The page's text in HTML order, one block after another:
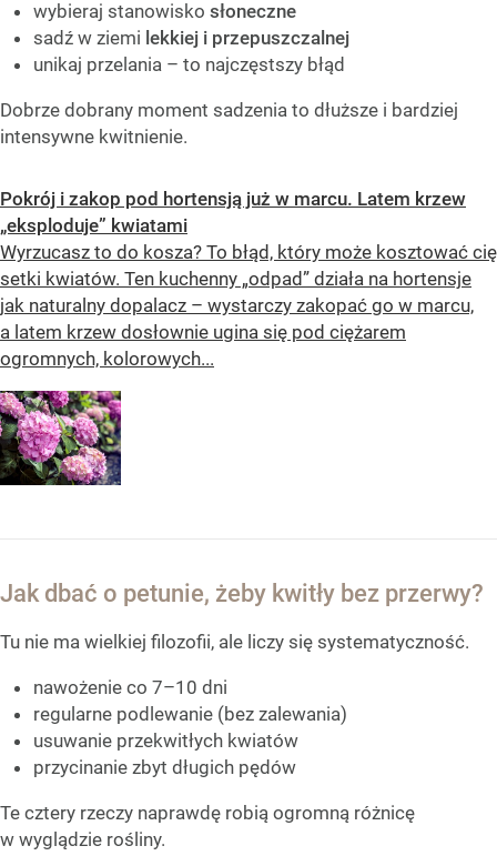
wybieraj stanowisko słoneczne
sadź w ziemi lekkiej i przepuszczalnej
unikaj przelania – to najczęstszy błąd
Dobrze dobrany moment sadzenia to dłuższe i bardziej
intensywne kwitnienie.
Pokrój i zakop pod hortensją już w marcu. Latem krzew
„eksploduje” kwiatami
Wyrzucasz to do kosza? To błąd, który może kosztować cię
setki kwiatów. Ten kuchenny „odpad” działa na hortensje
jak naturalny dopalacz – wystarczy zakopać go w marcu,
a latem krzew dosłownie ugina się pod ciężarem
ogromnych, kolorowych...
Jak dbać o petunie, żeby kwitły bez przerwy?
Tu nie ma wielkiej filozofii, ale liczy się systematyczność.
nawożenie co 7–10 dni
regularne podlewanie (bez zalewania)
usuwanie przekwitłych kwiatów
przycinanie zbyt długich pędów
Te cztery rzeczy naprawdę robią ogromną różnicę
w wyglądzie rośliny.